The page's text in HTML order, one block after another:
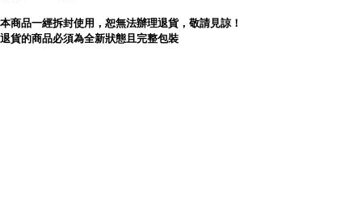
讓狗狗穩定情緒不狂暴
本商品一經拆封使用，恕無法辦理退貨，敬請見諒！
退貨的商品必須為全新狀態且完整包裝